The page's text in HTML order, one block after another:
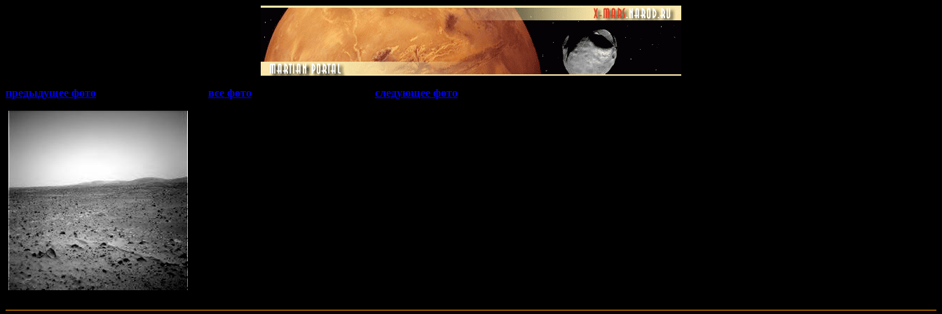
предыдущее фото все фото следующее фото